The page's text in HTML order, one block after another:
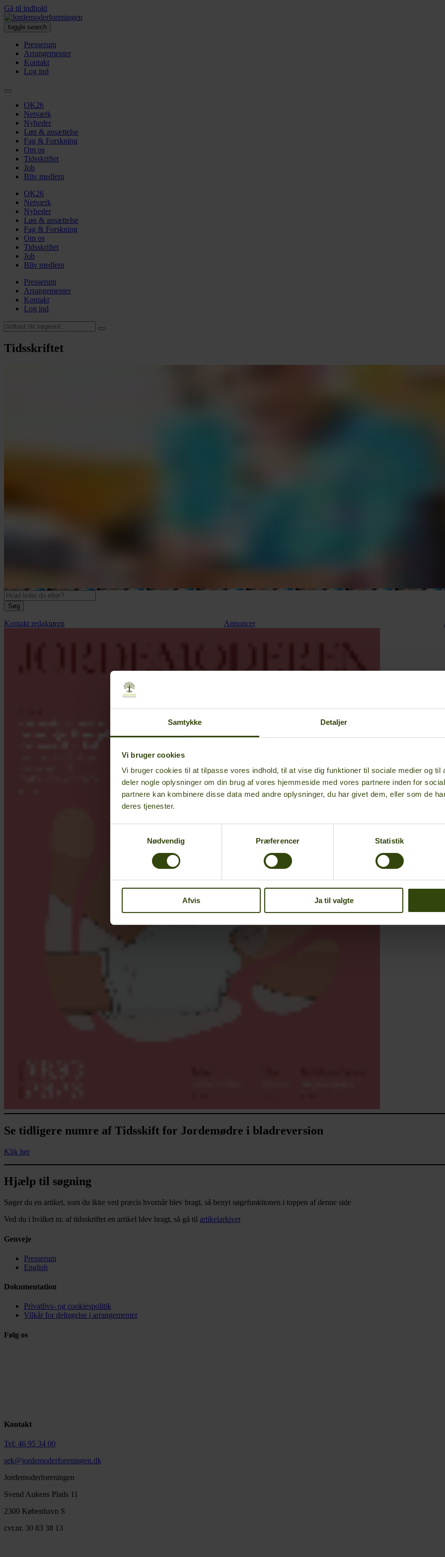
Samtykke Detaljer
Vi bruger cookies
Vi bruger cookies til at tilpasse vores indhold, til at vise dig funktioner til sociale medier og til
deler nogle oplysninger om din brug af vores hjemmeside med vores partnere inden for
partnere kan kombinere disse data med andre oplysninger, du har givet dem, eller som de
deres tjenester.
Nødvendig
Præferencer Statistik
Afvis Ja til valgte
Gå til indhold
toggle search
Presserum
Arrangementer
Kontakt
Log ind
OK26
Netværk
Nyheder
Løn & ansættelse
Fag & Forskning
Om os
Tidsskriftet
Job
Bliv medlem
OK26
Netværk
Nyheder
Løn & ansættelse
Fag & Forskning
Om os
Tidsskriftet
Job
Bliv medlem
Presserum
Arrangementer
Kontakt
Log ind
Tidsskriftet
Søg
Kontakt redaktøren Annoncer
nr. 1, 2026
Læs de
Se tidligere numre af Tidsskift for Jordemødre i bladreversion
Klik her
Hjælp til søgning
Søger du en artikel, som du ikke ved præcis hvornår blev bragt, så benyt søgefunktionen i toppen af denne side
Ved du i hvilket nr. af tidsskriftet en artikel blev bragt, så gå til artikelarkivet
Genveje
Presserum
English
Dokumentation
Privatlivs- og cookiespolitik
Vilkår for deltagelse i arrangementer
Følg os
Kontakt
Tel: 46 95 34 00
sek@jordemoderforeningen.dk
Jordemoderforeningen
Svend Aukens Plads 11
2300 København S
cvr.nr. 30 83 38 13